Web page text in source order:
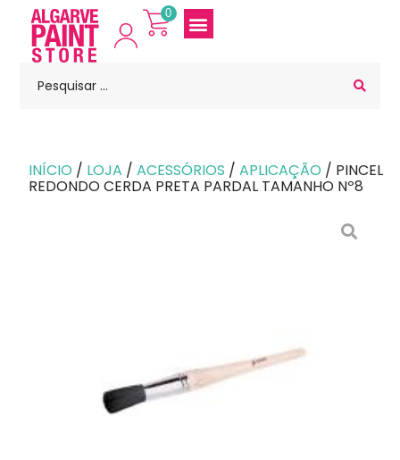
0
INÍCIO / LOJA /ACESSÓRIOS /APLICAÇÃO / PINCEL
REDONDO CERDA PRETA PARDAL TAMANHO Nº8